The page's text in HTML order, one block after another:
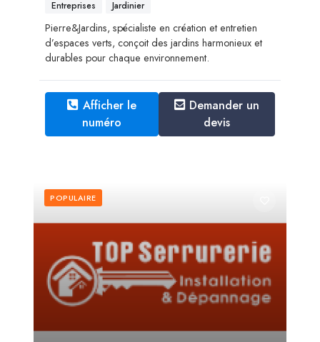
Entreprises Jardinier
Pierre&Jardins, spécialiste en création et entretien
d’espaces verts, conçoit des jardins harmonieux et
durables pour chaque environnement.
Afficher le
numéro
Demander un
devis
POPULAIRE